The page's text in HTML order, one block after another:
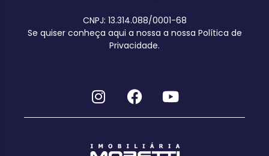
CNPJ: 13.314.088/0001-68
Se quiser conheça aqui a nossa a nossa Política de
Privacidade.